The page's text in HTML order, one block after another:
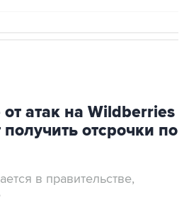
атак на Wildberries
отсрочки по
в правительстве,